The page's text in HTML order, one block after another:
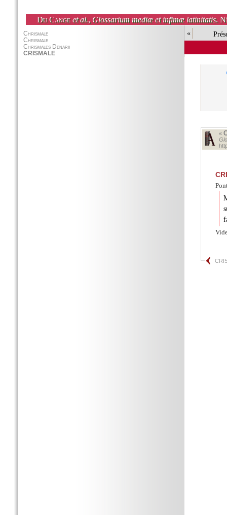
Du Cange et al., Glossarium mediæ et infimæ latinitatis.
«
«